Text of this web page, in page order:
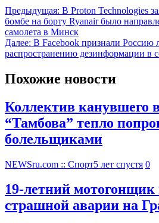
Предыдущая: В Proton Technologies
бомбе на борту Ryanair было
самолета в Минск
Далее: В Facebook признали Россию
распространению дезинформации в
Похожие новости
Коллектив канувшего
“Тамбова” тепло
болельщиками
NEWSru.com :: Спорт5 лет спустя 0
19-летний мотогонщик
страшной аварии на